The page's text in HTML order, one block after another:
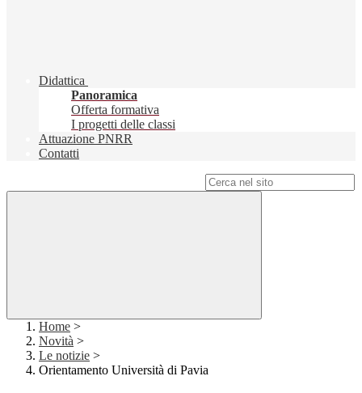
Didattica
Panoramica
Offerta formativa
I progetti delle classi
Attuazione PNRR
Contatti
Home >
Novità >
Le notizie >
Orientamento Università di Pavia